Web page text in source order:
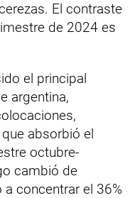
El contraste
de 2024 es
el principal
argentina,
absorbió el
octubre-
cambió de
concentrar el 36%